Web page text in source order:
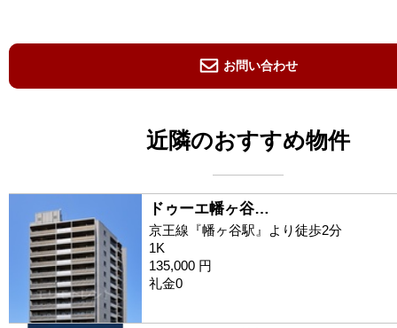
お問い合わせ
近隣のおすすめ物件
ドゥーエ幡ヶ谷…
京王線『幡ヶ谷駅』より徒歩2分
1K
135,000 円
礼金0